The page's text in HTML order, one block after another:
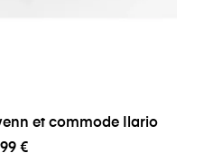
et commode Ilario
€